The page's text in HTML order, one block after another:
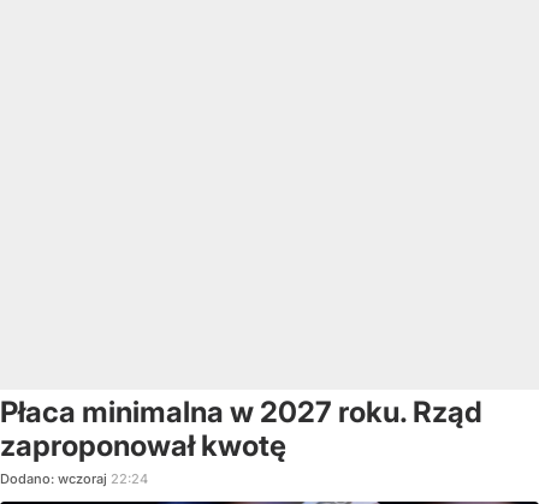
Płaca minimalna w 2027 roku. Rząd
zaproponował kwotę
Dodano: wczoraj 22:24